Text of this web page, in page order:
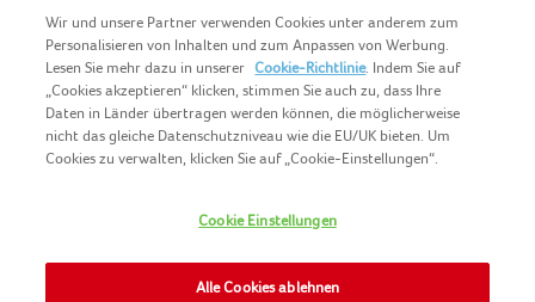
YouTube
SITEMAP
KONTAKT
IMPRESSUM
Wir und unsere Partner verwenden Cookies unter anderem zum
Personalisieren von Inhalten und zum Anpassen von Werbung.
Lesen Sie mehr dazu in unserer Cookie-Richtlinie. Indem Sie auf
„Cookies akzeptieren“ klicken, stimmen Sie auch zu, dass Ihre
Daten in Länder übertragen werden können, die möglicherweise
nicht das gleiche Datenschutzniveau wie die EU/UK bieten. Um
Cookies zu verwalten, klicken Sie auf „Cookie-Einstellungen“.
Cookie Einstellungen
Alle Cookies ablehnen